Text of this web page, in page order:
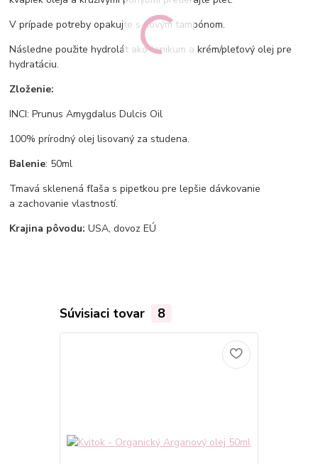
V prípade potreby opakujte s novým tampónom.
Následne použite hydrolát ako tonikum a krém/pleťový olej pre
hydratáciu.
Zloženie:
INCI: Prunus Amygdalus Dulcis Oil
100% prírodný olej lisovaný za studena.
Balenie: 50ml
Tmavá sklenená fľaša s pipetkou pre lepšie dávkovanie
a zachovanie vlastností.
Krajina pôvodu: USA, dovoz EÚ
Súvisiaci tovar 8